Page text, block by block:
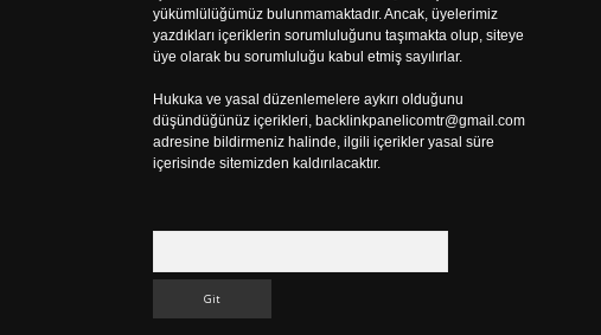
yükümlülüğümüz bulunmamaktadır. Ancak, üyelerimiz
yazdıkları içeriklerin sorumluluğunu taşımakta olup, siteye
üye olarak bu sorumluluğu kabul etmiş sayılırlar.
Hukuka ve yasal düzenlemelere aykırı olduğunu
düşündüğünüz içerikleri, backlinkpanelicomtr@gmail.com
adresine bildirmeniz halinde, ilgili içerikler yasal süre
içerisinde sitemizden kaldırılacaktır.